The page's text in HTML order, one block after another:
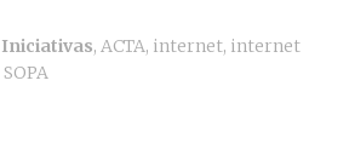
Iniciativas, ACTA, internet, internet
SOPA